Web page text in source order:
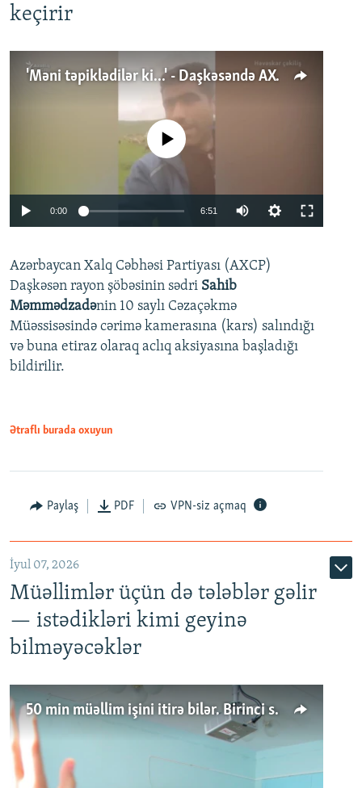
keçirir
'Məni təpiklədilər ki...' - Daşkəsəndə AXCP fəalının yaxınları onun həbsinə etiraz edirlər
Auto 240p 360p
720p 1080p
No media source currently available
0:00 6:51
360p
720p
1080p
Azərbaycan Xalq Cəbhəsi Partiyası (AXCP)
Daşkəsən rayon şöbəsinin sədri Sahib
Məmmədzadənin 10 saylı Cəzaçəkmə
Müəssisəsində cərimə kamerasına (kars) salındığı
və buna etiraz olaraq aclıq aksiyasına başladığı
bildirilir.
Ətraflı burada oxuyun
Paylaş PDF VPN-siz açmaq
İyul 07, 2026
Müəllimlər üçün də tələblər gəlir
— istədikləri kimi geyinə
bilməyəcəklər
50 min müəllim işini itirə bilər. Birinci sinfə gedənlər azalır